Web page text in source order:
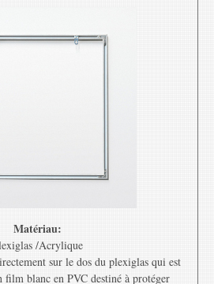
Matériau:
/Acrylique
sur le dos du plexiglas qui est
film blanc en PVC destiné à protéger